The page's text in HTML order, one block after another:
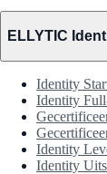
ELLYTIC
Identity
Identity
Identity
Identity